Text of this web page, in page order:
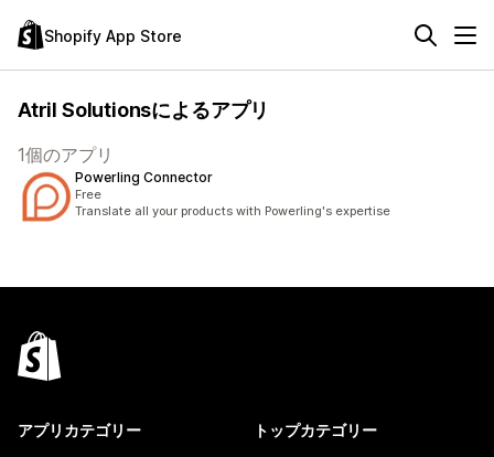
Shopify App Store
Atril Solutionsによるアプリ
1個のアプリ
Powerling Connector
Free
Translate all your products with Powerling's expertise
アプリカテゴリー トップカテゴリー